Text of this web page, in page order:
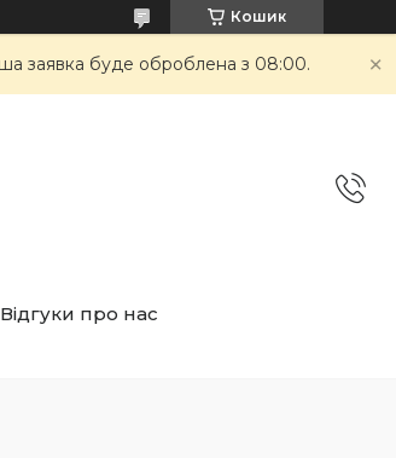
Кошик
заявка буде оброблена з 08:00.
Відгуки про нас